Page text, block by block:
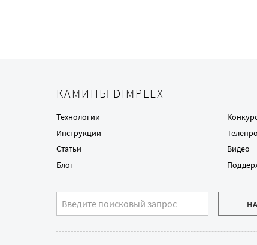
КАМИНЫ DIMPLEX
Технологии
Инструкции
Статьи
Блог
Видео